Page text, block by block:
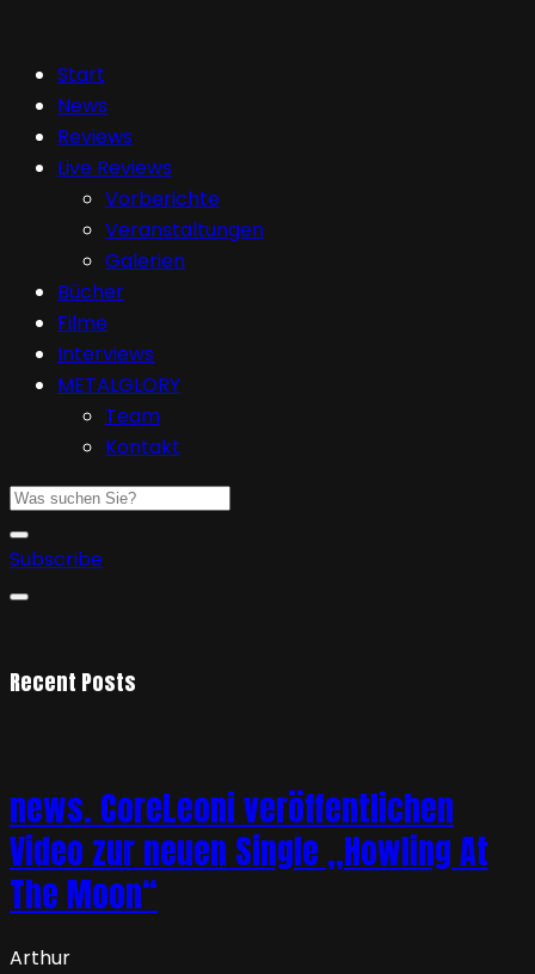
Start
News
Reviews
Live Reviews
Vorberichte
Veranstaltungen
Galerien
Bücher
Filme
Interviews
METALGLORY
Team
Kontakt
Subscribe
Recent Posts
news. CoreLeoni veröffentlichen
Video zur neuen Single „Howling At
The Moon“
Arthur